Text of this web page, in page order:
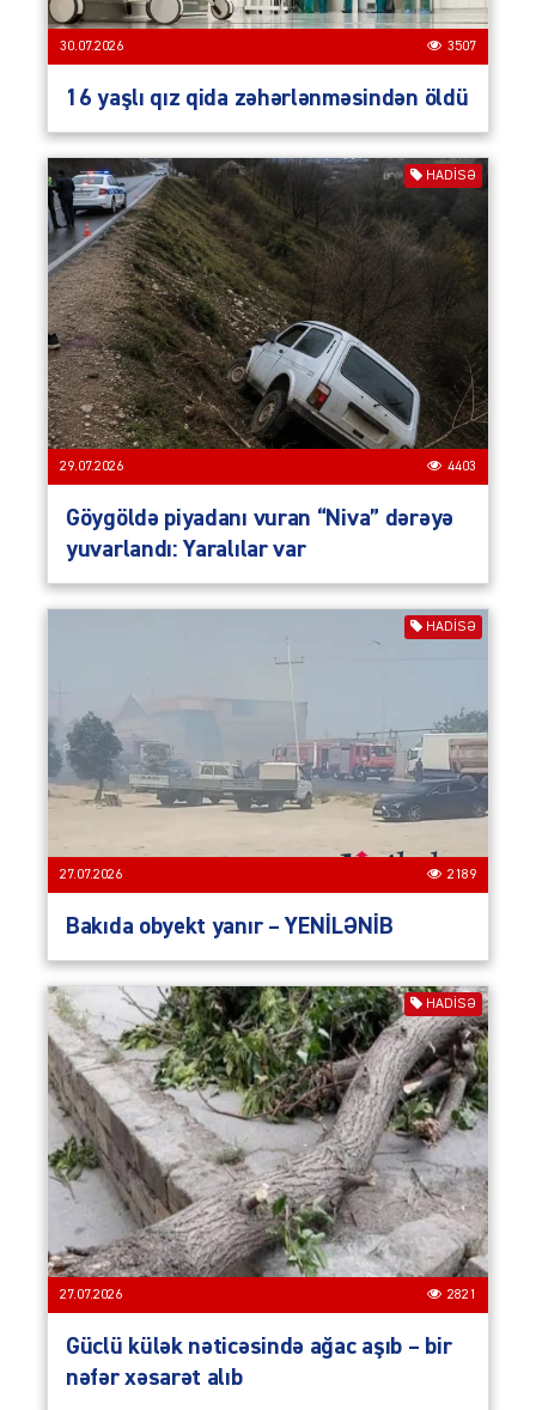
30.07.2026 3507
16 yaşlı qız qida zəhərlənməsindən öldü
HADISƏ
29.07.2026 4403
Göygöldə piyadanı vuran “Niva” dərəyə
yuvarlandı: Yaralılar var
HADISƏ
27.07.2026 2189
Bakıda obyekt yanır – YENİLƏNİB
HADISƏ
27.07.2026 2821
Güclü külək nəticəsində ağac aşıb – bir
nəfər xəsarət alıb